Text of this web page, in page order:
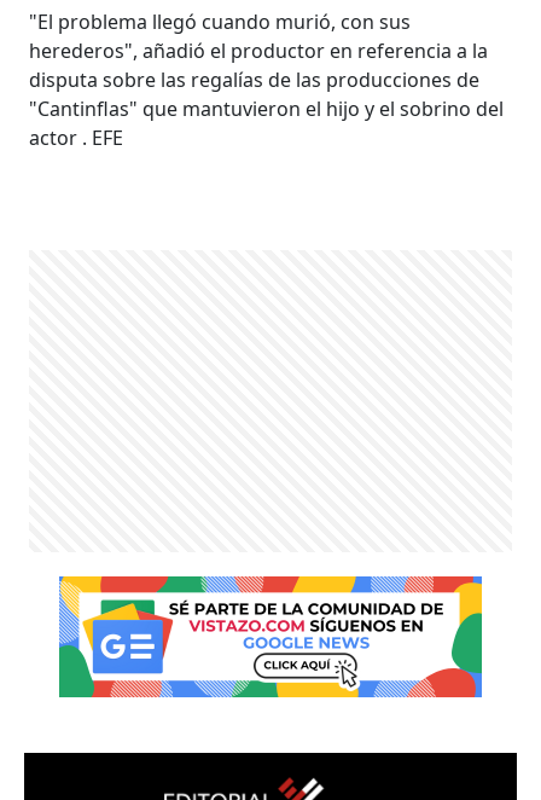
"El problema llegó cuando murió, con sus
herederos", añadió el productor en referencia a la
disputa sobre las regalías de las producciones de
"Cantinflas" que mantuvieron el hijo y el sobrino del
actor . EFE